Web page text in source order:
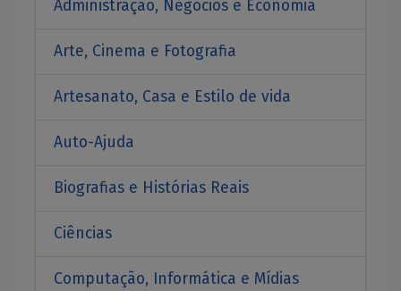
Administração, Negócios e Economia
Arte, Cinema e Fotografia
Artesanato, Casa e Estilo de vida
Auto-Ajuda
Biografias e Histórias Reais
Ciências
Computação, Informática e Mídias